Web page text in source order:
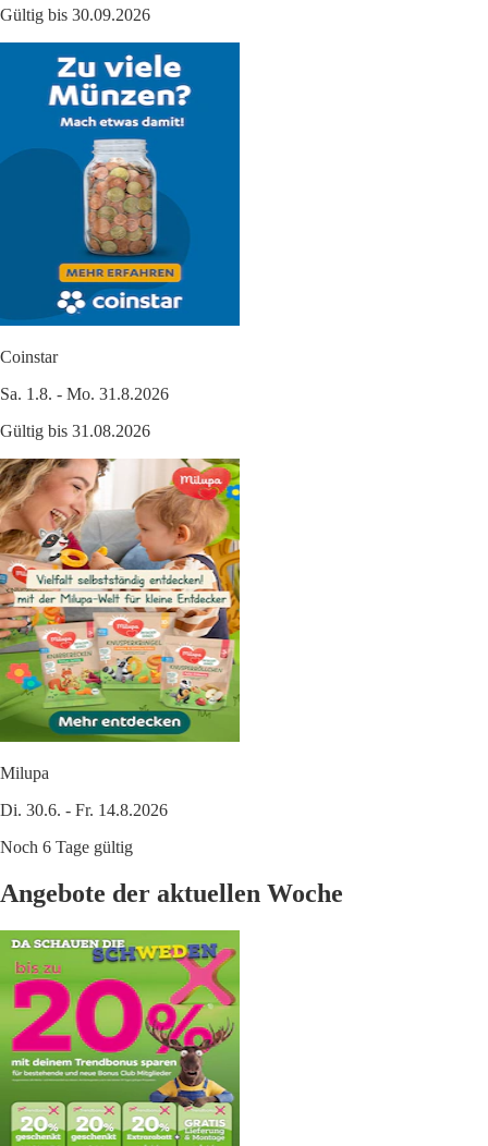
Gültig bis 30.09.2026
Coinstar
Sa. 1.8. - Mo. 31.8.2026
Gültig bis 31.08.2026
Milupa
Di. 30.6. - Fr. 14.8.2026
Noch 6 Tage gültig
Angebote der aktuellen Woche